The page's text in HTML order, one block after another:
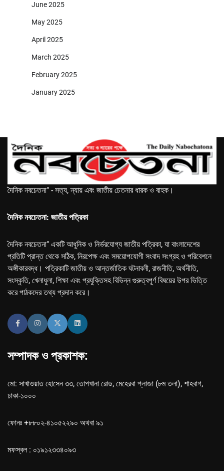
June 2025
May 2025
April 2025
March 2025
February 2025
January 2025
দৈনিক নবচেতনা" - সত্য, ন্যায় এবং জাতীয় চেতনার ধারক ও বাহক।
দৈনিক নবচেতনা: জাতীয় পত্রিকা
দৈনিক নবচেতনা" একটি আধুনিক ও নির্ভরযোগ্য জাতীয় পত্রিকা, যা বাংলাদেশের
প্রতিটি প্রান্ত থেকে সঠিক, নিরপেক্ষ এবং সময়োপযোগী সংবাদ সংগ্রহ ও পরিবেশনে
অঙ্গীকারবদ্ধ। পত্রিকাটি জাতীয় ও আন্তর্জাতিক ঘটনাবলী, রাজনীতি, অর্থনীতি,
সংস্কৃতি, খেলাধুলা, শিক্ষা এবং প্রযুক্তিসহ বিভিন্ন গুরুত্বপূর্ণ বিষয়ের উপর ভিত্তি
করে পাঠকদের তথ্য প্রদান করে।
সম্পাদক ও প্রকাশক:
মো: সাখাওয়াত হোসেন ৩৩, তোপখানা রোড, মেহেরবা প্লাজা (৮ম তলা), শাহবাগ,
ঢাকা-১০০০
ফোনঃ +৮৮০২-৪১০৫২২৯০ অথবা ৯১
মফস্বল : ০১৯১২৩৩৪০৯৩